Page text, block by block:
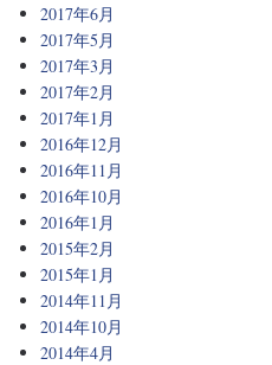
2017年6月
2017年5月
2017年3月
2017年2月
2017年1月
2016年12月
2016年11月
2016年10月
2016年1月
2015年2月
2015年1月
2014年11月
2014年10月
2014年4月